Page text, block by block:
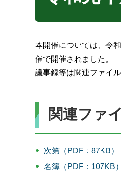
本開催については、令
催で開催されました。
議事録等は関連ファイル
関連ファ
次第（PDF：87KB）
名簿（PDF：107KB）